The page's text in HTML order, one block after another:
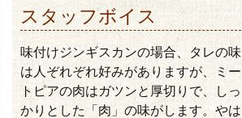
スタッフボイス
味付けジンギスカンの場合、タレの味
は人ぞれぞれ好みがありますが、ミー
トピアの肉はガツンと厚切りで、しっ
かりとした「肉」の味がします。やは